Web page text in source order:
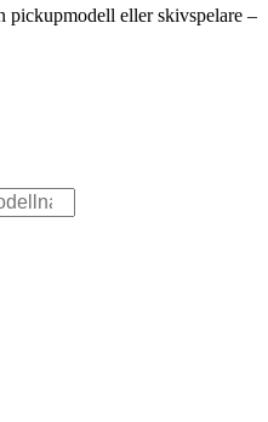
eller skivspelare –